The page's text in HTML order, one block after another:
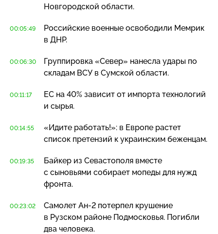
Новгородской области.
00:05:49
Российские военные освободили Мемрик
в ДНР.
00:06:30
Группировка «Север» нанесла удары по
складам ВСУ в Сумской области.
00:11:17
ЕС на 40% зависит от импорта технологий
и сырья.
00:14:55
«Идите работать!»: в Европе растет
список претензий к украинским беженцам.
00:19:35
Байкер из Севастополя вместе
с сыновьями собирает мопеды для нужд
фронта.
00:23:02 Самолет Ан-2 потерпел крушение
в Рузском районе Подмосковья. Погибли
два человека.